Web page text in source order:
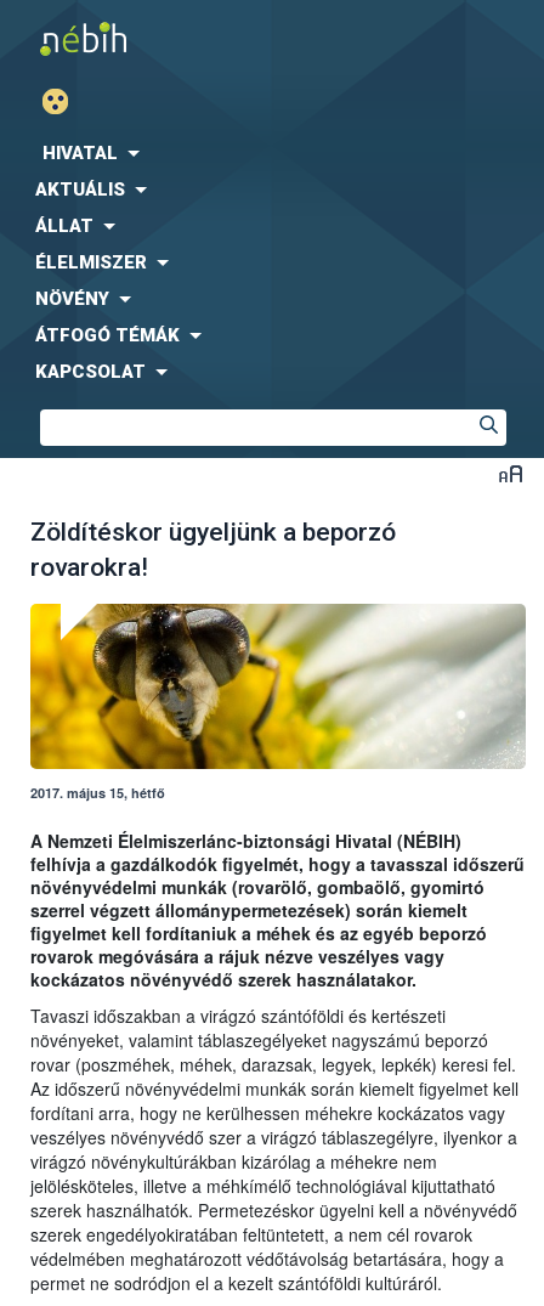
HIVATAL
AKTUÁLIS
ÁLLAT
ÉLELMISZER
NÖVÉNY
ÁTFOGÓ TÉMÁK
KAPCSOLAT
Zöldítéskor ügyeljünk a beporzó
rovarokra!
2017. május 15, hétfő
A Nemzeti Élelmiszerlánc-biztonsági Hivatal (NÉBIH)
felhívja a gazdálkodók figyelmét, hogy a tavasszal időszerű
növényvédelmi munkák (rovarölő, gombaölő, gyomirtó
szerrel végzett állománypermetezések) során kiemelt
figyelmet kell fordítaniuk a méhek és az egyéb beporzó
rovarok megóvására a rájuk nézve veszélyes vagy
kockázatos növényvédő szerek használatakor.
Tavaszi időszakban a virágzó szántóföldi és kertészeti
növényeket, valamint táblaszegélyeket nagyszámú beporzó
rovar (poszméhek, méhek, darazsak, legyek, lepkék) keresi fel.
Az időszerű növényvédelmi munkák során kiemelt figyelmet kell
fordítani arra, hogy ne kerülhessen méhekre kockázatos vagy
veszélyes növényvédő szer a virágzó táblaszegélyre, ilyenkor a
virágzó növénykultúrákban kizárólag a méhekre nem
jelölésköteles, illetve a méhkímélő technológiával kijuttatható
szerek használhatók. Permetezéskor ügyelni kell a növényvédő
szerek engedélyokiratában feltüntetett, a nem cél rovarok
védelmében meghatározott védőtávolság betartására, hogy a
permet ne sodródjon el a kezelt szántóföldi kultúráról.